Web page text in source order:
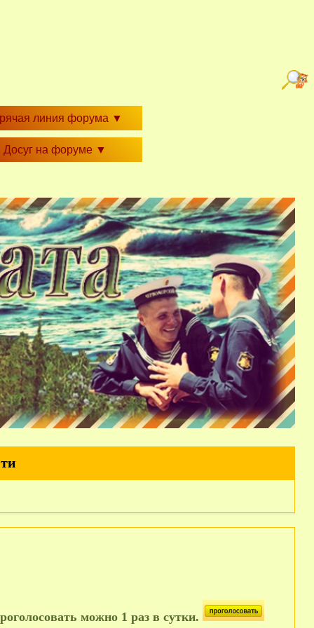
линия форума ▼
Досуг на форуме ▼
можно 1 раз в сутки.